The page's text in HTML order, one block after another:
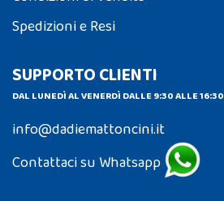
Spedizioni e Resi
SUPPORTO CLIENTI
DAL LUNEDÌ AL VENERDÌ DALLE 9:30 ALLE 16:30
info@dadiemattoncini.it
Contattaci su Whatsapp